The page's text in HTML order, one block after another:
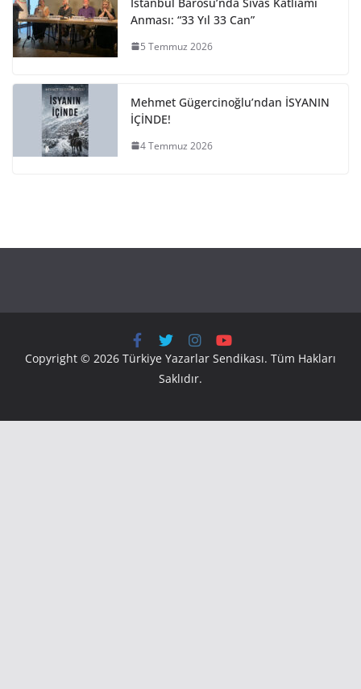
Anması: “33 Yıl 33 Can”
5 Temmuz 2026
Mehmet Gügercinoğlu’ndan İSYANIN
İÇİNDE!
4 Temmuz 2026
Copyright © 2026 Türkiye Yazarlar Sendikası. Tüm Hakları
Saklıdır.